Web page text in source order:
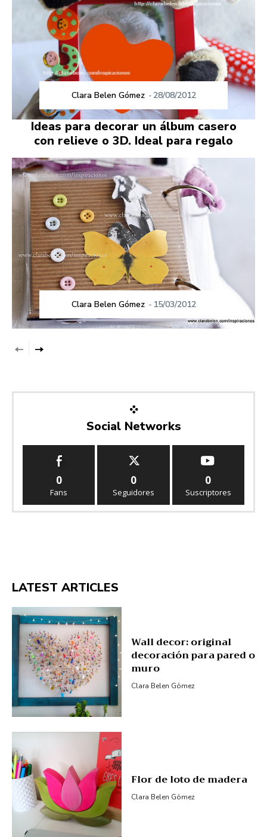
Clara Belen Gómez - 28/08/2012
Ideas para decorar un álbum casero
con relieve o 3D. Ideal para regalo
Clara Belen Gómez - 15/03/2012
Social Networks
0
Fans
0
Seguidores
0
Suscriptores
LATEST ARTICLES
Wall decor: original
decoración para pared o
muro
Clara Belen Gómez
Flor de loto de madera
Clara Belen Gómez